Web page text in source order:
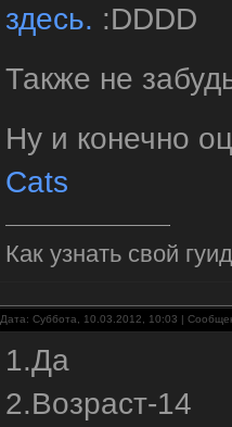
здесь. :DDDD
Также не
Ну и конечно
Cats
Как узнать свой
Дата: Суббота, 10.03.2012, 10:03 |
1.Да
2.Возраст-14